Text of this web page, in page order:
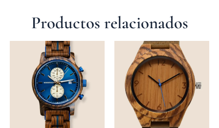
Productos relacionados